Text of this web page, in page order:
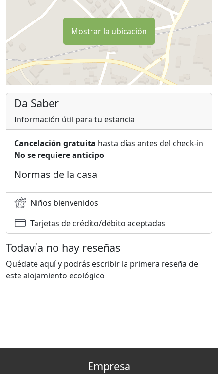
Mostrar la ubicación
Da Saber
Información útil para tu estancia
Cancelación gratuita hasta días antes del check-in
No se requiere anticipo
Normas de la casa
Niños bienvenidos
Tarjetas de crédito/débito aceptadas
Todavía no hay reseñas
Quédate aquí y podrás escribir la primera reseña de
este alojamiento ecológico
Empresa